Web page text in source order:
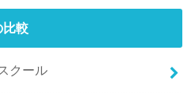
比較
クール